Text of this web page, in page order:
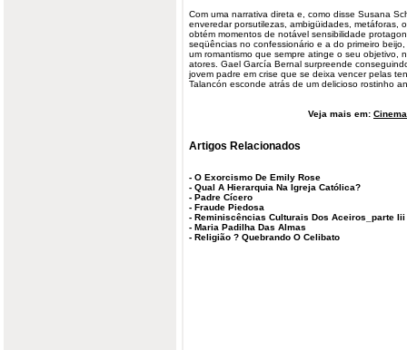
Com uma narrativa direta e, como disse Susana
enveredar porsutilezas, ambigüidades, metáforas,
obtém momentos de notável sensibilidade
seqüências no confessionário e a do primeiro
um romantismo que sempre atinge o seu objetivo,
atores. Gael García Bernal surpreende
jovem padre em crise que se deixa vencer pelas
Talancón esconde atrás de um delicioso rostinho
Veja mais em:
Artigos Relacionados
- O Exorcismo De Emily Rose
- Qual A Hierarquia Na Igreja Católica?
- Padre Cícero
- Fraude Piedosa
- Reminiscências Culturais Dos Aceiros_parte Iii
- Maria Padilha Das Almas
- Religião ? Quebrando O Celibato